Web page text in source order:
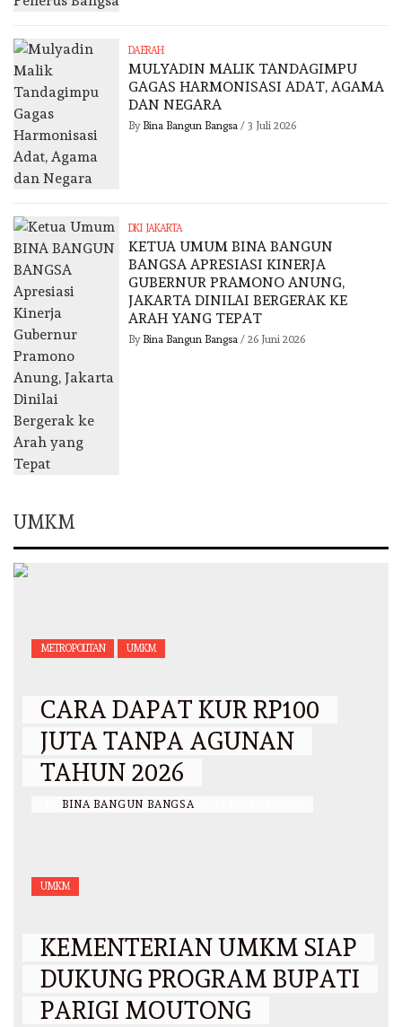
DAERAH
MULYADIN MALIK TANDAGIMPU
GAGAS HARMONISASI ADAT, AGAMA
DAN NEGARA
By Bina Bangun Bangsa/ 3 Juli 2026
DKI JAKARTA
KETUA UMUM BINA BANGUN
BANGSA APRESIASI KINERJA
GUBERNUR PRAMONO ANUNG,
JAKARTA DINILAI BERGERAK KE
ARAH YANG TEPAT
By Bina Bangun Bangsa/ 26 Juni 2026
UMKM
METROPOLITAN UMKM
CARA DAPAT KUR RP100
JUTA TANPA AGUNAN
TAHUN 2026
BINA BANGUN BANGSA
UMKM
KEMENTERIAN UMKM SIAP
DUKUNG PROGRAM BUPATI
PARIGI MOUTONG